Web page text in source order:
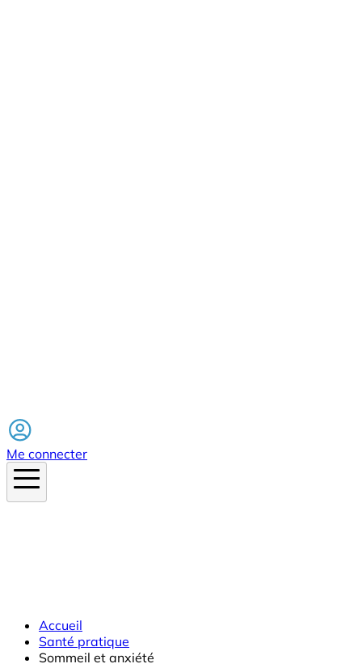
Me connecter
Accueil
Santé pratique
Sommeil et anxiété